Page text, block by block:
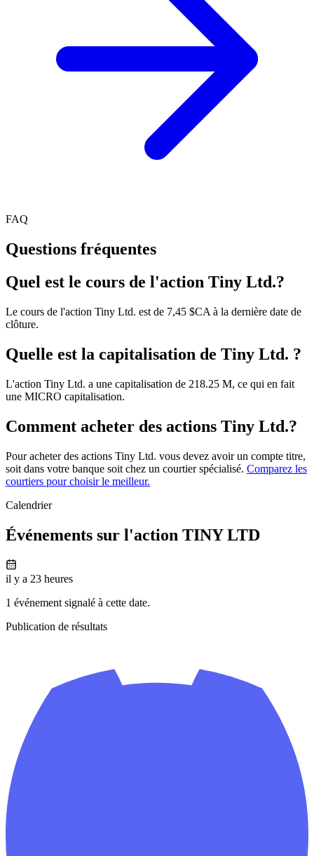
FAQ
Questions fréquentes
Quel est le cours de l'action Tiny Ltd.?
Le cours de l'action Tiny Ltd. est de 7,45 $CA à la dernière date de
clôture.
Quelle est la capitalisation de Tiny Ltd. ?
L'action Tiny Ltd. a une capitalisation de 218.25 M, ce qui en fait
une MICRO capitalisation.
Comment acheter des actions Tiny Ltd.?
Pour acheter des actions Tiny Ltd. vous devez avoir un compte titre,
soit dans votre banque soit chez un courtier spécialisé. Comparez les
courtiers pour choisir le meilleur.
Calendrier
Événements sur l'action TINY LTD
il y a 23 heures
1 événement signalé à cette date.
Publication de résultats